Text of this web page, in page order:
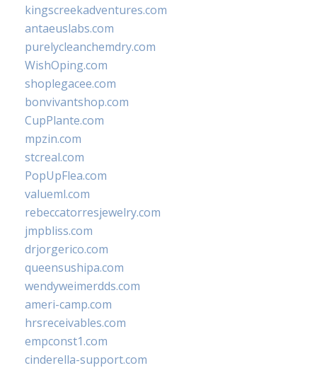
kingscreekadventures.com
antaeuslabs.com
purelycleanchemdry.com
WishOping.com
shoplegacee.com
bonvivantshop.com
CupPlante.com
mpzin.com
stcreal.com
PopUpFlea.com
valueml.com
rebeccatorresjewelry.com
jmpbliss.com
drjorgerico.com
queensushipa.com
wendyweimerdds.com
ameri-camp.com
hrsreceivables.com
empconst1.com
cinderella-support.com